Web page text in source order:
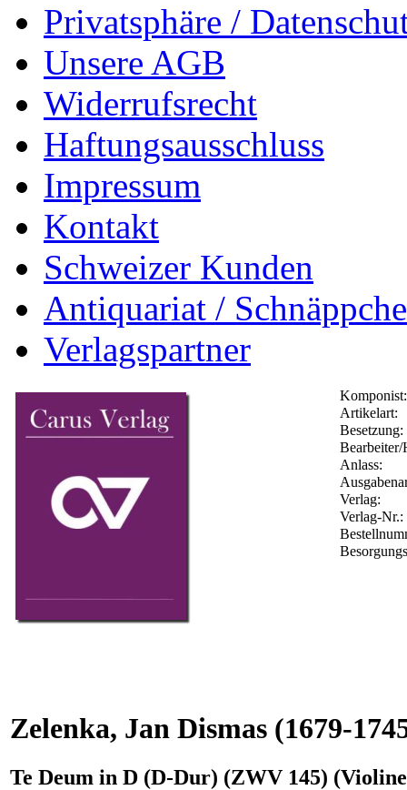
Privatsphäre /
Unsere AGB
Widerrufsrecht
Haftungsausschluss
Impressum
Kontakt
Schweizer Kunden
Antiquariat /
Verlagspartner
Komponist:
Artikelart:
Besetzung:
Bearbeiter/
Anlass:
Verlag:
Verlag-Nr.:
Zelenka, Jan Dismas (1679-
Te Deum in D (D-Dur) (ZWV 145)